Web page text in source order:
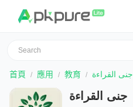
首頁 應用 教育 جنى القراءة
جنى القراءة